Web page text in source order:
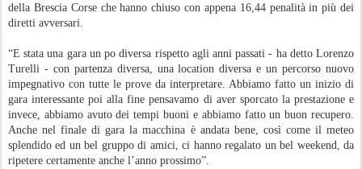
della Brescia Corse che hanno chiuso con appena 16,44 penalità in più dei
diretti avversari.
“E stata una gara un po diversa rispetto agli anni passati - ha detto Lorenzo
Turelli - con partenza diversa, una location diversa e un percorso nuovo
impegnativo con tutte le prove da interpretare. Abbiamo fatto un inizio di
gara interessante poi alla fine pensavamo di aver sporcato la prestazione e
invece, abbiamo avuto dei tempi buoni e abbiamo fatto un buon recupero.
Anche nel finale di gara la macchina è andata bene, così come il meteo
splendido ed un bel gruppo di amici, ci hanno regalato un bel weekend, da
ripetere certamente anche l’anno prossimo”.